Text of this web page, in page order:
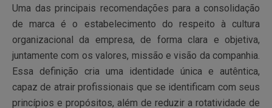
Uma das principais recomendações para a consolidação
de marca é o estabelecimento do respeito à cultura
organizacional da empresa, de forma clara e objetiva,
juntamente com os valores, missão e visão da companhia.
Essa definição cria uma identidade única e autêntica,
capaz de atrair profissionais que se identificam com seus
princípios e propósitos, além de reduzir a rotatividade de